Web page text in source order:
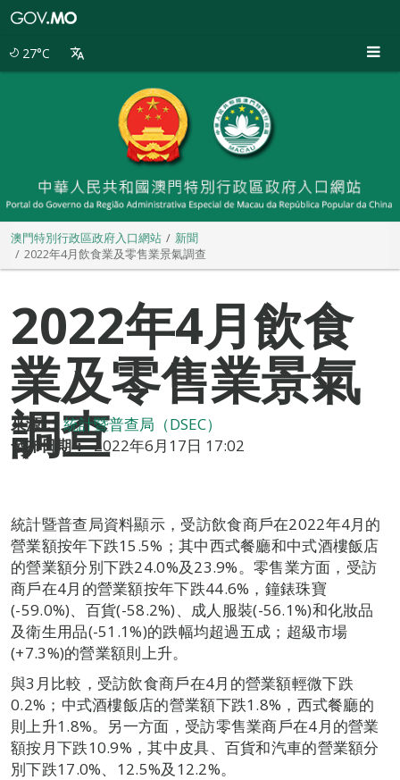
27°C
澳門特別行政區政府入口網站
新聞
2022年4月飲食業及零售業景氣調查
2022年4月飲食
業及零售業景氣
調查
來源： 統計暨普查局（DSEC）
發布日期： 2022年6月17日 17:02
統計暨普查局資料顯示，受訪飲食商戶在2022年4月的
營業額按年下跌15.5%；其中西式餐廳和中式酒樓飯店
的營業額分別下跌24.0%及23.9%。零售業方面，受訪
商戶在4月的營業額按年下跌44.6%，鐘錶珠寶
(-59.0%)、百貨(-58.2%)、成人服裝(-56.1%)和化妝品
及衛生用品(-51.1%)的跌幅均超過五成；超級市場
(+7.3%)的營業額則上升。
與3月比較，受訪飲食商戶在4月的營業額輕微下跌
0.2%；中式酒樓飯店的營業額下跌1.8%，西式餐廳的
則上升1.8%。另一方面，受訪零售業商戶在4月的營業
額按月下跌10.9%，其中皮具、百貨和汽車的營業額分
別下跌17.0%、12.5%及12.2%。